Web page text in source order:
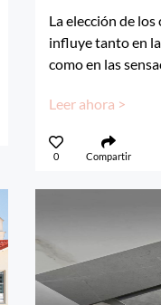
La elección de
influye tanto en
como en las
Leer ahora >
0 Compartir